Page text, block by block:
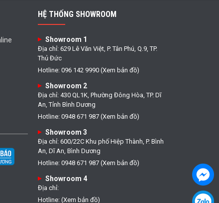
HỆ THỐNG SHOWROOM
Showroom 1
Địa chỉ: 629 Lê Văn Việt, P. Tân Phú, Q.9, TP.
Thủ Đức
Hotline: 096 142 9990 (Xem bản đồ)
Showroom 2
Địa chỉ: 430 QL1K, Phường Đông Hòa, TP. Dĩ
An, Tỉnh Bình Dương
Hotline: 0948 671 987 (Xem bản đồ)
Showroom 3
Địa chỉ: 600/22C Khu phố Hiệp Thành, P. Bình
An, Dĩ An, Bình Dương
Hotline: 0948 671 987 (Xem bản đồ)
Showroom 4
Địa chỉ:
Hotline: (Xem bản đồ)